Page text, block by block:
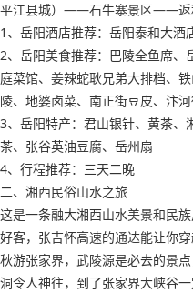
平江县城）——石牛寨景区——返
1、岳阳酒店推荐：岳阳泰和大酒
2、岳阳美食推荐：巴陵全鱼席、
庭菜馆、姜辣蛇耿兄弟大排档、
陵、地婆卤菜、南正街豆皮、汴
3、岳阳特产：君山银针、黄茶、
茶、张谷英油豆腐、岳州扇
4、行程推荐：三天二晚
二、湘西民俗山水之旅
这是一条融大湘西山水美景和民
好客，张吉怀高速的通达能让你穿
秋游张家界，武陵源是必去的景
洞令人神往，到了张家界大峡谷